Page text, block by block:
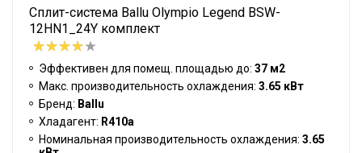
Сплит-система Ballu Olympio Legend BSW-
12HN1_24Y комплект
Эффективен для помещ. площадью до: 37 м2
Макс. производительность охлаждения: 3.65 кВт
Бренд: Ballu
Хладагент: R410a
Номинальная производительность охлаждения: 3.65